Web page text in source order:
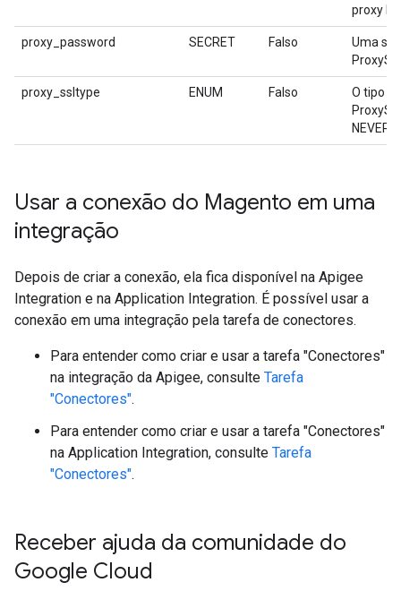
proxy
proxy_password SECRET Falso
Uma
proxy_ssltype ENUM Falso
O tipo
NEVER,
Usar a conexão do Magento em uma
integração
Depois de criar a conexão, ela fica disponível na Apigee
Integration e na Application Integration. É possível usar a
conexão em uma integração pela tarefa de conectores.
Para entender como criar e usar a tarefa "Conectores"
na integração da Apigee, consulte Tarefa
"Conectores".
Para entender como criar e usar a tarefa "Conectores"
na Application Integration, consulte Tarefa
"Conectores".
Receber ajuda da comunidade do
Google Cloud